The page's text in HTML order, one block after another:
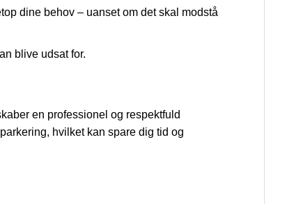
dine behov – uanset om det skal modstå
blive udsat for.
en professionel og respektfuld
hvilket kan spare dig tid og